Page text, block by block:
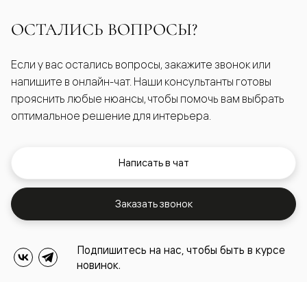
ОСТАЛИСЬ ВОПРОСЫ?
Если у вас остались вопросы, закажите звонок или
напишите в онлайн-чат. Наши консультанты готовы
прояснить любые нюансы, чтобы помочь вам выбрать
оптимальное решение для интерьера.
Написать в чат
Заказать звонок
Подпишитесь на нас, чтобы быть в курсе
новинок.